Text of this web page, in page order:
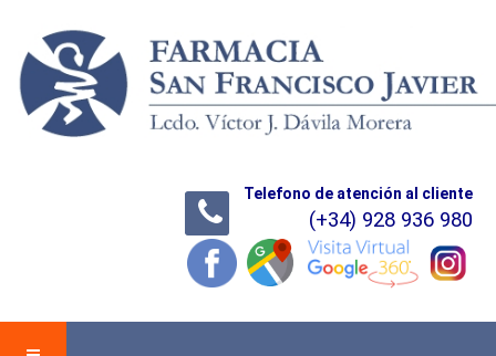
Telefono de atención al cliente
(+34) 928 936 980